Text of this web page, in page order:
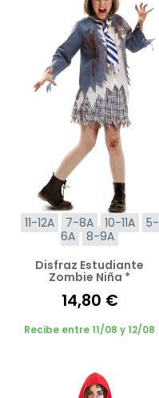
11-12A 7-8A 10-11A
5-
6A
8-9A
Disfraz Estudiante
Zombie Niña *
14,80 €
Recibe entre 11/08 y 12/08